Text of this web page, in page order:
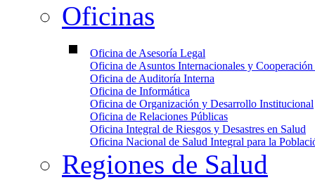
Oficinas
Oficina de Asesoría Legal
Oficina de Asuntos Internacionales y
Oficina de Auditoría Interna
Oficina de Informática
Oficina de Organización y Desarrollo Institucional
Oficina de Relaciones Públicas
Oficina Integral de Riesgos y Desastres en Salud
Oficina Nacional de Salud Integral para la
Regiones de Salud